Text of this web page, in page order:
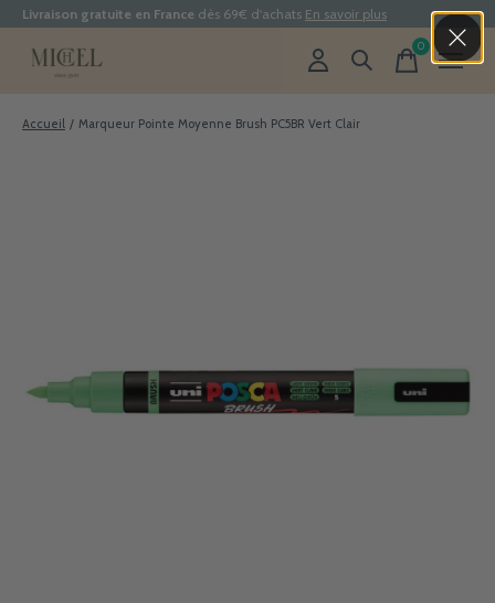
Livraison gratuite en France dès 69€ d'achats En savoir plus
0items
Accueil / Marqueur Pointe Moyenne Brush PC5BR Vert Clair